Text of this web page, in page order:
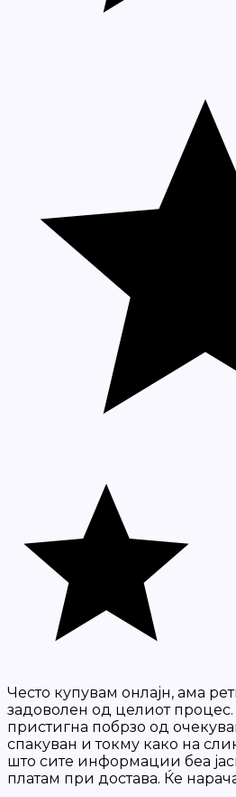
Често купувам онлајн, ама
задоволен од целиот
пристигна побрзо од
спакуван и токму како на
што сите информации беа
платам при достава. Ќе